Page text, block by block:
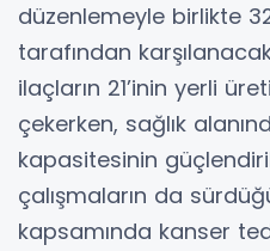
düzenlemeyle birlikte
tarafından
ilaçların 21’inin yerli
çekerken, sağlık
kapasitesinin
çalışmaların da
kapsamında kanser